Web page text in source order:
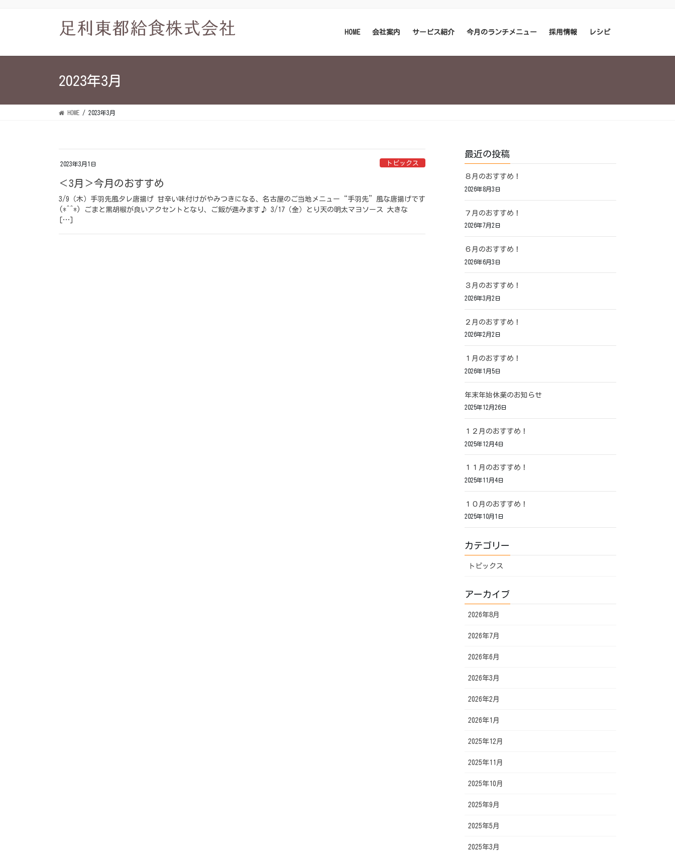
HOME 会社案内 サービス紹介 今月のランチメニュー 採用情報 レシピ
2023年3月
HOME 2023年3月
2023年3月1日 トピックス
＜3月＞今月のおすすめ
3/9（木）手羽先風タレ唐揚げ 甘辛い味付けがやみつきになる、名古屋のご当地メニュー“手羽先”風な唐揚げです
(*^^*) ごまと黒胡椒が良いアクセントとなり、ご飯が進みます♪ 3/17（金）とり天の明太マヨソース 大きな
[…]
最近の投稿
８月のおすすめ！
2026年8月3日
７月のおすすめ！
2026年7月2日
６月のおすすめ！
2026年6月3日
３月のおすすめ！
2026年3月2日
２月のおすすめ！
2026年2月2日
１月のおすすめ！
2026年1月5日
年末年始休業のお知らせ
2025年12月26日
１２月のおすすめ！
2025年12月4日
１１月のおすすめ！
2025年11月4日
１０月のおすすめ！
2025年10月1日
カテゴリー
トピックス
アーカイブ
2026年8月
2026年7月
2026年6月
2026年3月
2026年2月
2026年1月
2025年12月
2025年11月
2025年10月
2025年9月
2025年5月
2025年3月